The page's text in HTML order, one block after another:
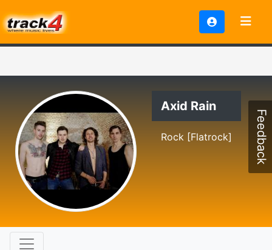
Axid Rain
Rock [Flatrock] Feedback